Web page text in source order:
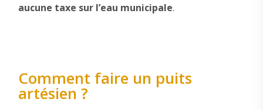
aucune taxe sur l’eau municipale.
Comment faire un puits
artésien ?